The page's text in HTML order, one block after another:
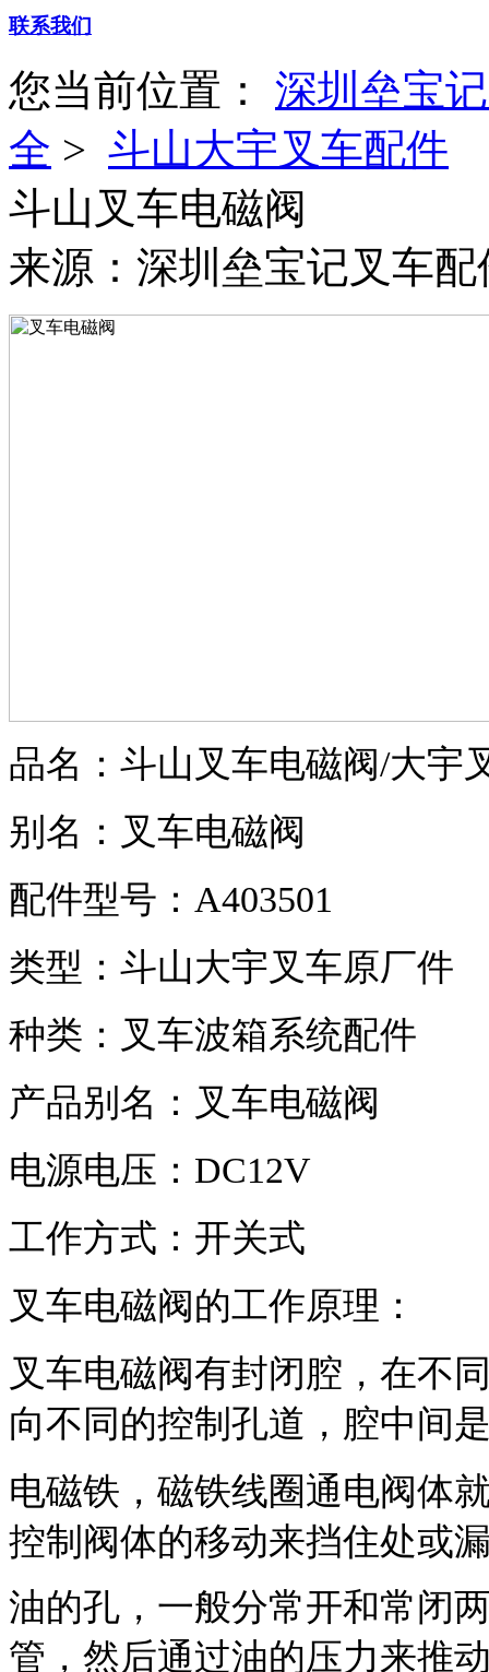
联系我们
您当前位置： 深圳垒宝
全 > 斗山大宇叉车配件
斗山叉车电磁阀
来源：深圳垒宝记叉车
品名：斗山叉车电磁阀/大宇
别名：叉车电磁阀
配件型号： A403501
类型：斗山大宇叉车原厂件
种类：叉车波箱系统配件
产品别名：叉车电磁阀
电源电压： DC12V
工作方式：开关式
叉车电磁阀的工作原理：
叉车电磁阀有封闭腔，在不
向不同的控制孔道，腔中间
电磁铁，磁铁线圈通电阀体
控制阀体的移动来挡住处或
油的孔，一般分常开和常闭
管，然后通过油的压力来推